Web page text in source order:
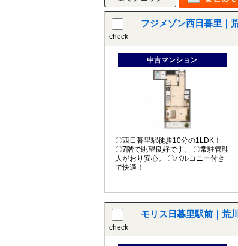
check
フジメゾン西日暮里｜
中古マンション
〇西日暮里駅徒歩10分の1LDK！
〇7階で眺望良好です。 〇常駐管理
人がおり安心。 〇バルコニー付き
で快適！
check
モリス日暮里駅前｜荒